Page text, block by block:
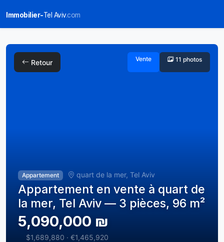
Immobilier-Tel Aviv.com
Retour Vente 11 photos
Appartement quart de la mer, Tel Aviv
Appartement en vente à quart de
la mer, Tel Aviv — 3 pièces, 96 m²
5,090,000 ₪
$1,689,880 · €1,465,920